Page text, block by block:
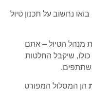
נחשוב על תכנון טיול
מנהל הטיול – אתם
שיקבל החלטות
הן המסלול המפורט